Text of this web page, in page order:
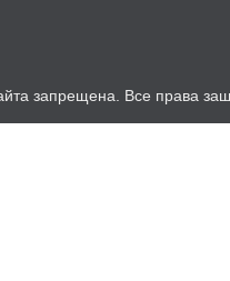
запрещена. Все права